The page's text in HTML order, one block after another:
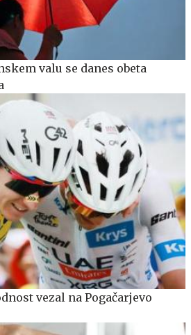
valu se danes obeta
vezal na Pogačarjevo